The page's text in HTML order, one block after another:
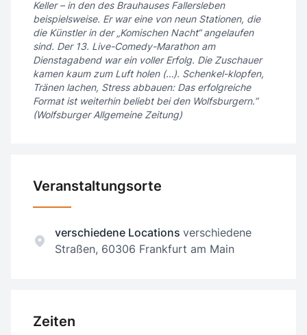
Keller – in den des Brauhauses Fallersleben
beispielsweise. Er war eine von neun Stationen, die
die Künstler in der „Komischen Nacht“ angelaufen
sind. Der 13. Live-Comedy-Marathon am
Dienstagabend war ein voller Erfolg. Die Zuschauer
kamen kaum zum Luft holen (…). Schenkel-klopfen,
Tränen lachen, Stress abbauen: Das erfolgreiche
Format ist weiterhin beliebt bei den Wolfsburgern.”
(Wolfsburger Allgemeine Zeitung)
Veranstaltungsorte
verschiedene Locations verschiedene
Straßen, 60306 Frankfurt am Main
Zeiten